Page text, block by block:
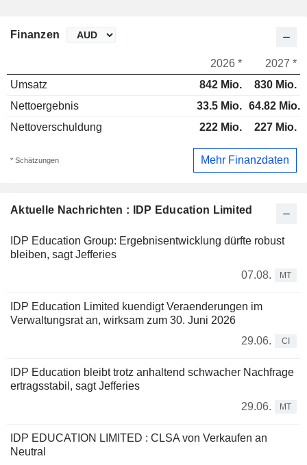
Aktuelle Nachrichten : IDP Education Limited
IDP Education Group: Ergebnisentwicklung dürfte robust
bleiben, sagt Jefferies
07.08.
MT
IDP Education Limited kuendigt Veraenderungen im
Verwaltungsrat an, wirksam zum 30. Juni 2026
29.06.
CI
IDP Education bleibt trotz anhaltend schwacher Nachfrage
ertragsstabil, sagt Jefferies
29.06.
MT
IDP EDUCATION LIMITED : CLSA von Verkaufen an
Neutral
Finanzen
2026 *
2027 *
Umsatz
842 Mio.
830 Mio.
Nettoergebnis
33.5 Mio. 64.82 Mio.
Nettoverschuldung
222 Mio. 227 Mio.
* Schätzungen Mehr Finanzdaten